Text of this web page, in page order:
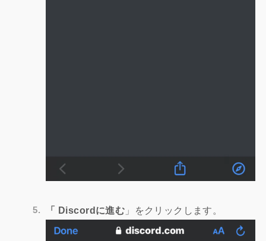
「 Discordに進む 」をクリックします。